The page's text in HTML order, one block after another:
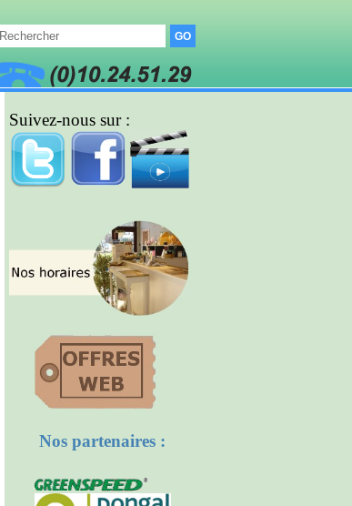
Suivez-nous sur :
Nos partenaires :